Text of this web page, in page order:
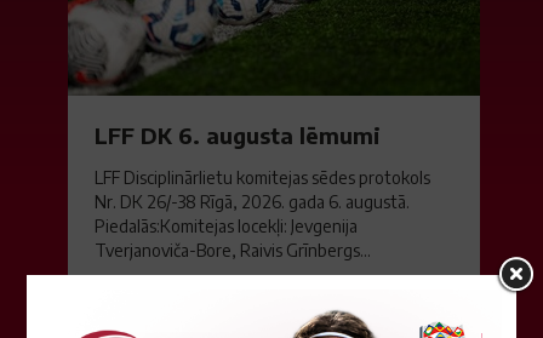
LFF DK 6. augusta lēmumi
LFF Disciplinārlietu komitejas sēdes protokols
Nr. DK 26/-38 Rīgā, 2026. gada 6. augustā.
Piedalās:Komitejas locekļi: Jevgenija
Tverjanoviča-Bore, Raivis Grīnbergs...